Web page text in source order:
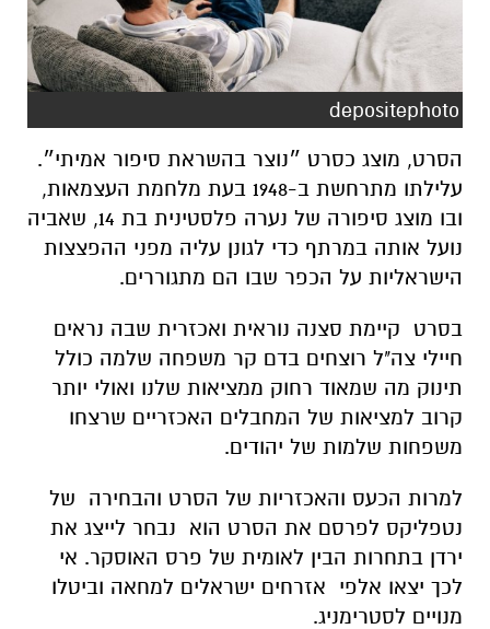
depositephoto
הסרט, מוצג כסרט ״נוצר בהשראת סיפור אמיתי״.
עלילתו מתרחשת ב-1948 בעת מלחמת העצמאות,
ובו מוצג סיפורה של נערה פלסטינית בת 14, שאביה
נועל אותה במרתף כדי לגונן עליה מפני ההפצצות
הישראליות על הכפר שבו הם מתגוררים.
בסרט קיימת סצנה נוראית ואכזרית שבה נראים
חיילי צה"ל רוצחים בדם קר משפחה שלמה כולל
תינוק מה שמאוד רחוק ממציאות שלנו ואולי יותר
קרוב למציאות של המחבלים האכזריים שרצחו
משפחות שלמות של יהודים.
למרות הכעס והאכזריות של הסרט והבחירה של
נטפליקס לפרסם את הסרט הוא נבחר לייצג את
ירדן בתחרות הבין לאומית של פרס האוסקר. אי
לכך יצאו אלפי אזרחים ישראלים למחאה וביטלו
מנויים לסטרימניג.